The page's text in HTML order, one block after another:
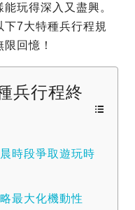
玩得深入又盡興。
7大特種兵行程規
回憶！
兵行程終
時段爭取遊玩時
最大化機動性